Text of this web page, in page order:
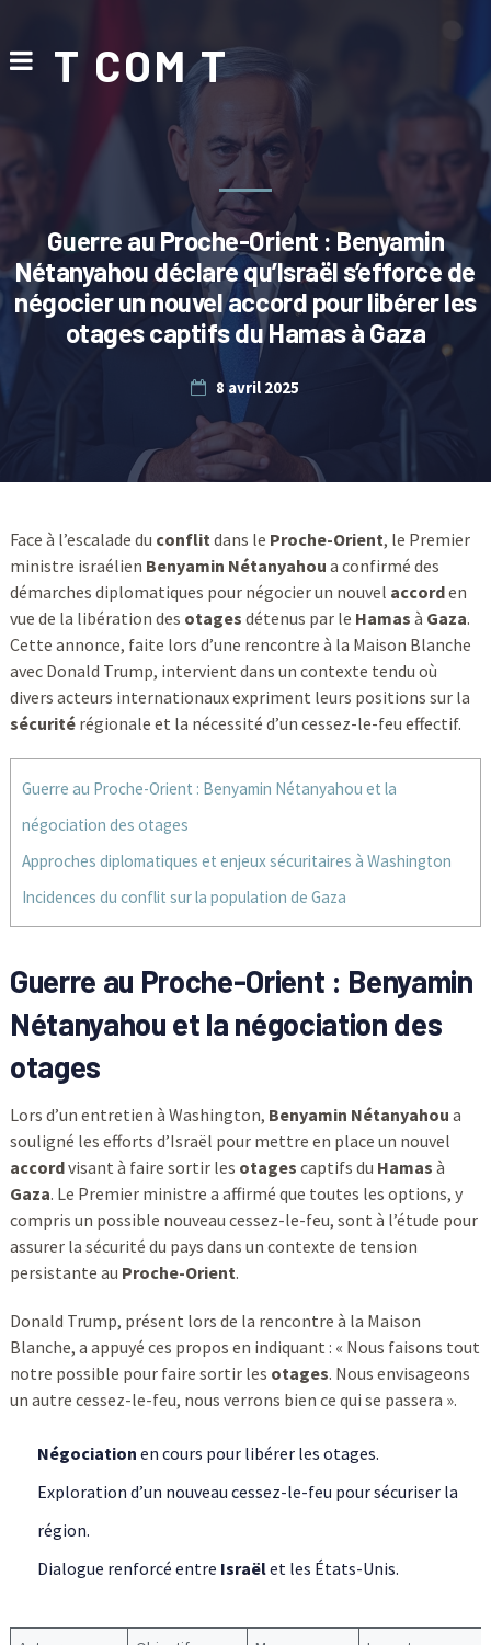
T COM T
Guerre au Proche-Orient : Benyamin
Nétanyahou déclare qu’Israël s’efforce de
négocier un nouvel accord pour libérer les
otages captifs du Hamas à Gaza
8 avril 2025
Face à l’escalade du conflitdans le Proche-Orient, le Premier
ministre israélien Benyamin Nétanyahou a confirmé des
démarches diplomatiques pour négocier un nouvel accorden
vue de la libération des otages détenus par le Hamas à Gaza.
Cette annonce, faite lors d’une rencontre à la Maison Blanche
avec Donald Trump, intervient dans un contexte tendu où
divers acteurs internationaux expriment leurs positions sur la
sécuritérégionale et la nécessité d’un cessez-le-feu effectif.
Guerre au Proche-Orient : Benyamin Nétanyahou et la
négociation des otages
Approches diplomatiques et enjeux sécuritaires à Washington
Incidences du conflit sur la population de Gaza
Guerre au Proche-Orient : Benyamin
Nétanyahou et la négociation des
otages
Lors d’un entretien à Washington, Benyamin Nétanyahou a
souligné les efforts d’Israël pour mettre en place un nouvel
accordvisant à faire sortir les otages captifs du Hamas à
Gaza. Le Premier ministre a affirmé que toutes les options, y
compris un possible nouveau cessez-le-feu, sont à l’étude pour
assurer la sécurité du pays dans un contexte de tension
persistante au Proche-Orient.
Donald Trump, présent lors de la rencontre à la Maison
Blanche, a appuyé ces propos en indiquant : « Nous faisons tout
notre possible pour faire sortir les otages. Nous envisageons
un autre cessez-le-feu, nous verrons bien ce qui se passera ».
Négociation en cours pour libérer les otages.
Exploration d’un nouveau cessez-le-feu pour sécuriser la
région.
Dialogue renforcé entre Israëlet les États-Unis.